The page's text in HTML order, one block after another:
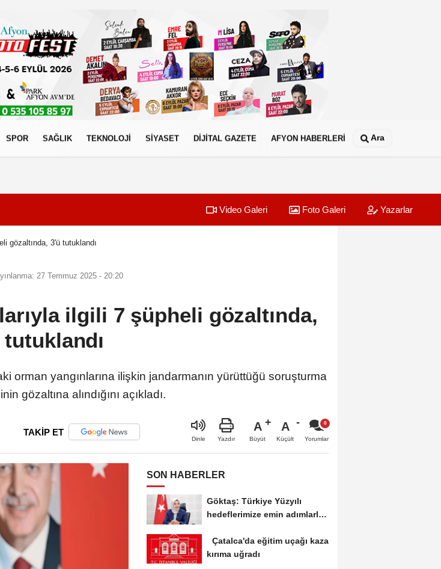
SPOR SAĞLIK TEKNOLOJİ SİYASET DİJİTAL GAZETE AFYON HABERLERİ Ara
Video Galeri Foto Galeri Yazarlar
gözaltında, 3'ü tutuklandı
27 Temmuz 2025 - 20:20
ilgili 7 şüpheli gözaltında,
orman yangınlarına ilişkin jandarmanın yürüttüğü soruşturma
gözaltına alındığını açıkladı.
TAKİP ET
Dinle Yazdır
A
Büyüt
A
Küçült Yorumlar
SON HABERLER
Göktaş: Türkiye Yüzyılı
hedeflerimize emin adımlarla
Çatalca'da eğitim uçağı kaza
kırıma uğradı